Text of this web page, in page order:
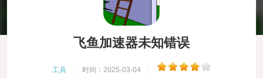
飞鱼加速器未知错误
工具 时间：2025-03-04